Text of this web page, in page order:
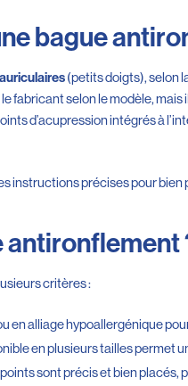
bague
auriculaires(petits doigts), selon
selon le modèle, mais
d’acupression intégrés à
instructions précises pour bien
antironflement
critères :
en alliage hypoallergénique
en plusieurs tailles permet
sont précis et bien placés,